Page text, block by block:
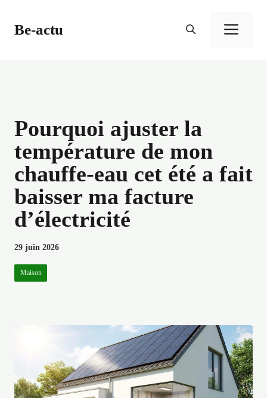
contenuBe-actu
Pourquoi ajuster la
température de mon
chauffe-eau cet été a fait
baisser ma facture
d’électricité
29 juin 2026
Maison